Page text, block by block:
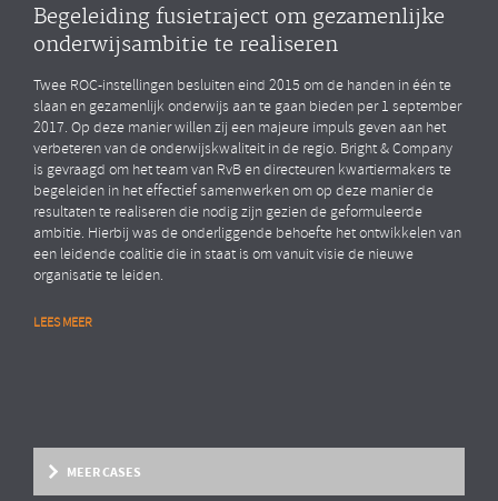
Begeleiding fusietraject om gezamenlijke
onderwijsambitie te realiseren
Twee ROC-instellingen besluiten eind 2015 om de handen in één te
slaan en gezamenlijk onderwijs aan te gaan bieden per 1 september
2017. Op deze manier willen zij een majeure impuls geven aan het
verbeteren van de onderwijskwaliteit in de regio. Bright & Company
is gevraagd om het team van RvB en directeuren kwartiermakers te
begeleiden in het effectief samenwerken om op deze manier de
resultaten te realiseren die nodig zijn gezien de geformuleerde
ambitie. Hierbij was de onderliggende behoefte het ontwikkelen van
een leidende coalitie die in staat is om vanuit visie de nieuwe
organisatie te leiden.
LEES MEER
MEER CASES